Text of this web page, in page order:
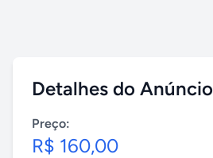
Detalhes do Anúncio
Preço:
R$ 160,00